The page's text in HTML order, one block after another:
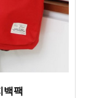
백팩